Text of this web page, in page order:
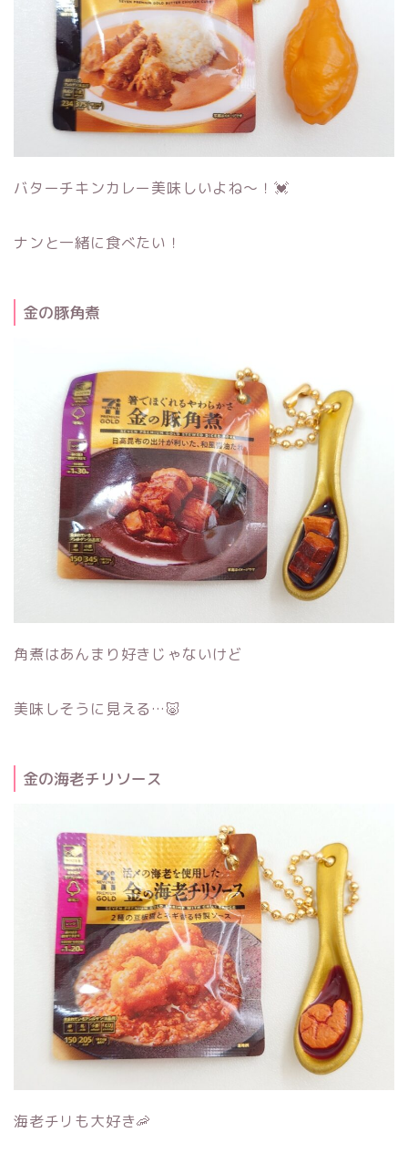
バターチキンカレー美味しいよね～！💓
ナンと一緒に食べたい！
金の豚角煮
角煮はあんまり好きじゃないけど
美味しそうに見える…🐷
金の海老チリソース
海老チリも大好き🦐